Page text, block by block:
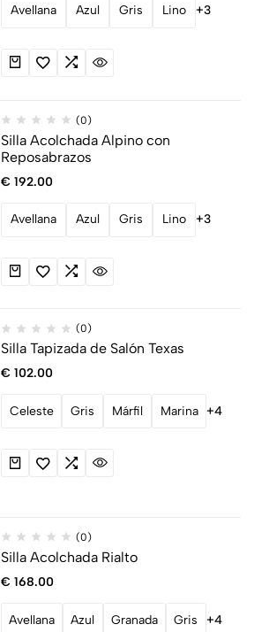
Avellana Azul Gris Lino +3
(0)
Silla Acolchada Alpino con
Reposabrazos
€ 192.00
Avellana Azul Gris Lino +3
(0)
Silla Tapizada de Salón Texas
€ 102.00
Celeste Gris Márfil Marina +4
(0)
Silla Acolchada Rialto
€ 168.00
Avellana Azul Granada Gris +4